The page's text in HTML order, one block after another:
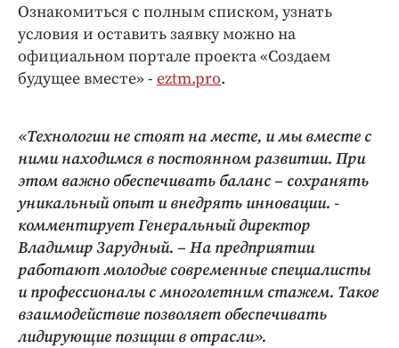
Ознакомиться с полным списком, узнать
условия и оставить заявку можно на
официальном портале проекта «Создаем
будущее вместе» - eztm.pro.
«Технологии не стоят на месте, и мы вместе с
ними находимся в постоянном развитии. При
этом важно обеспечивать баланс – сохранять
уникальный опыт и внедрять инновации. -
комментирует Генеральный директор
Владимир Зарудный. – На предприятии
работают молодые современные специалисты
и профессионалы с многолетним стажем. Такое
взаимодействие позволяет обеспечивать
лидирующие позиции в отрасли».